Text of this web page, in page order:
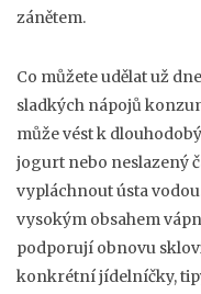
zánětem.
Co můžete udělat už
sladkých nápojů
může vést k
jogurt nebo neslazený
vypláchnout ústa
vysokým obsahem
podporují obnovu
konkrétní jídelníčky,